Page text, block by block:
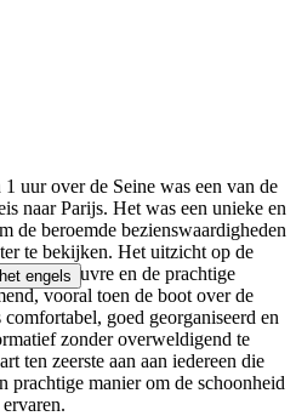
uur over de Seine was een van de
naar Parijs. Het was een unieke en
de beroemde bezienswaardigheden
te bekijken. Het uitzicht op de
het Louvre en de prachtige
vooral toen de boot over de
goed georganiseerd en
zonder overweldigend te
ten zeerste aan aan iedereen die
prachtige manier om de schoonheid
engels